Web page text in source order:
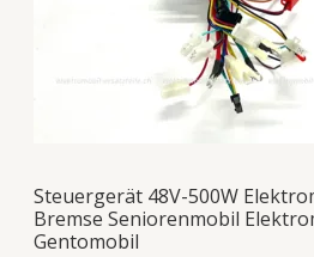
Steuergerät 48V-500W
Bremse Seniorenmobil
Gentomobil